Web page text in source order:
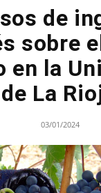
de
sobre
en la
de La
03/01/2024